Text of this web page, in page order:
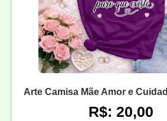
Arte Camisa Mãe Amor e
R$: 20,00